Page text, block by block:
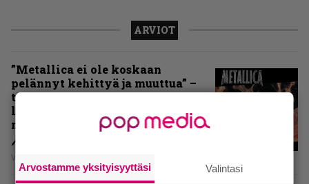
ARVIOT
”Metallica ei ole koskaan
pelännyt kehittyä ja muuttua” –
tarkistelussa 30 vuotta täyttävä
levy, joka jakaa fanien
mielipiteet
Vesa Siltanen
Arvostamme yksityisyyttäsi Valintasi